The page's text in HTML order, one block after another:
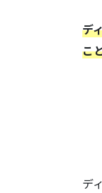
デ
こ
デ